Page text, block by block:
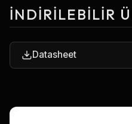
İNDIRILEBILIR
Datasheet